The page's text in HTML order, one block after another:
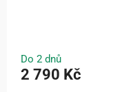
Do 2 dnů
2 790 Kč